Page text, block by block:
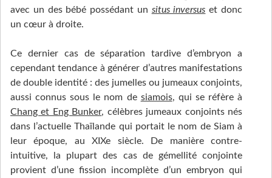
avec un des bébé possédant un situs inversus et donc
un cœur à droite.
Ce dernier cas de séparation tardive d’embryon a
cependant tendance à générer d’autres manifestations
de double identité : des jumelles ou jumeaux conjoints,
aussi connus sous le nom de siamois, qui se réfère à
Chang et Eng Bunker, célèbres jumeaux conjoints nés
dans l’actuelle Thaïlande qui portait le nom de Siam à
leur époque, au XIXe siècle. De manière contre-
intuitive, la plupart des cas de gémellité conjointe
provient d’une fission incomplète d’un embryon qui